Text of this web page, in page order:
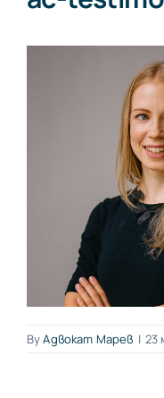
ByАдвокат Марев | 23